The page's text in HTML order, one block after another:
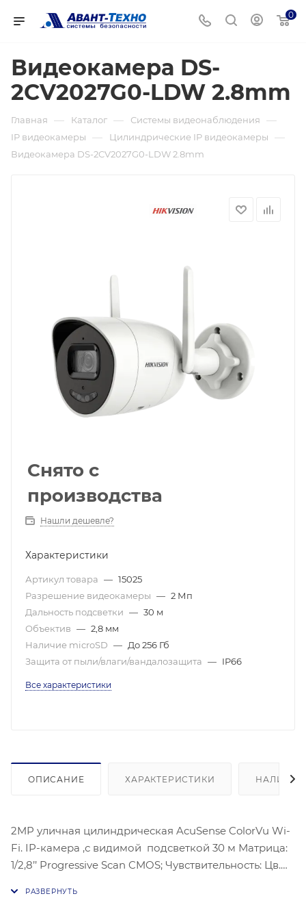
0
Видеокамера DS-
2CV2027G0-LDW 2.8mm
Главная — Каталог — Системы видеонаблюдения —
IP видеокамеры — Цилиндрические IP видеокамеры —
Видеокамера DS-2CV2027G0-LDW 2.8mm
Снято с
производства
Нашли дешевле?
Характеристики
Артикул товара — 15025
Разрешение видеокамеры — 2 Мп
Дальность подсветки — 30 м
Объектив — 2,8 мм
Наличие microSD — До 256 Гб
Защита от пыли/влаги/вандалозащита — IP66
Все характеристики
ОПИСАНИЕ ХАРАКТЕРИСТИКИ НАЛИЧИЕ
2MP уличная цилиндрическая AcuSense ColorVu Wi-
Fi. IP-камера ,с видимой подсветкой 30 м Матрица:
1/2,8’’ Progressive Scan CMOS; Чувствительность: Цв.